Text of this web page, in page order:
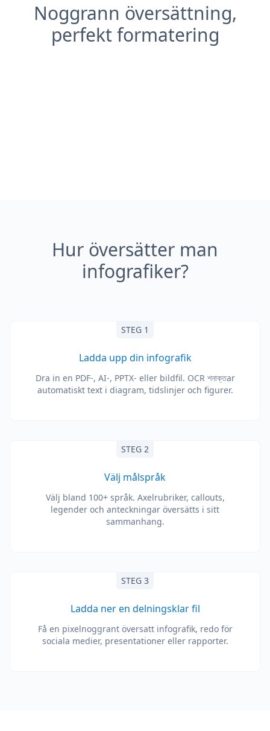
Noggrann översättning,
perfekt formatering
Hur översätter man
infografiker?
STEG 1
Ladda upp din infografik
Dra in en PDF-, AI-, PPTX- eller bildfil. OCR শনাক্তar
automatiskt text i diagram, tidslinjer och figurer.
STEG 2
Välj målspråk
Välj bland 100+ språk. Axelrubriker, callouts,
legender och anteckningar översätts i sitt
sammanhang.
STEG 3
Ladda ner en delningsklar fil
Få en pixelnoggrant översatt infografik, redo för
sociala medier, presentationer eller rapporter.